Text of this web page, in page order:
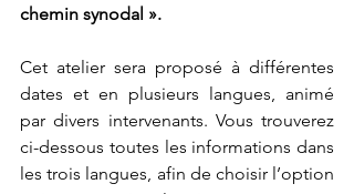
chemin synodal ».
Cet atelier sera proposé à différentes
dates et en plusieurs langues, animé
par divers intervenants. Vous trouverez
ci-dessous toutes les informations dans
les trois langues, afin de choisir l’option